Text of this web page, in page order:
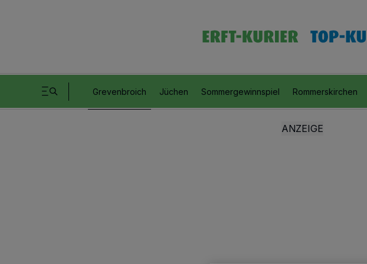
Grevenbroich Jüchen Sommergewinnspiel Rommerskirchen